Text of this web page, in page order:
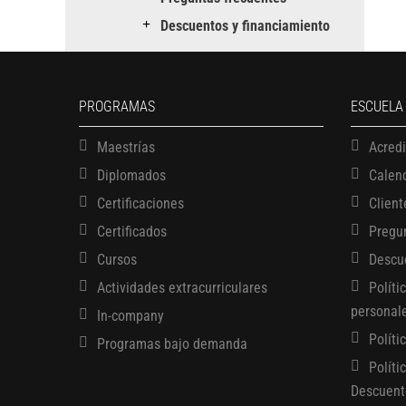
Descuentos y financiamiento
PROGRAMAS
Maestrías
Diplomados
Certificaciones
Certificados
Cursos
Actividades extracurriculares
In-company
Programas bajo demanda